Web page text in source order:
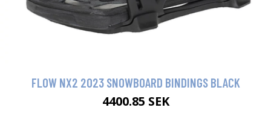
FLOW NX2 2023 SNOWBOARD BINDINGS BLACK
4400.85 SEK